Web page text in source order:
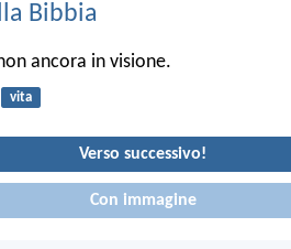
Bibbia
ancora in visione.
vita
Verso successivo!
Con immagine